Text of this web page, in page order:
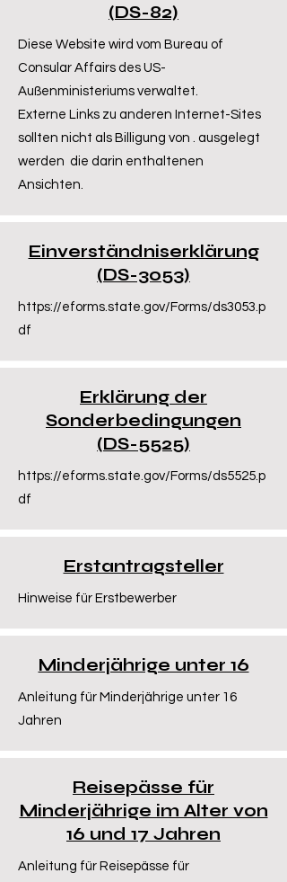
(DS-82)
Diese Website wird vom Bureau of
Consular Affairs des US-
Außenministeriums verwaltet.
Externe Links zu anderen Internet-Sites
sollten nicht als Billigung von . ausgelegt
werden die darin enthaltenen
Ansichten.
Einverständniserklärung
(DS-3053)
https://eforms.state.gov/Forms/ds3053.p
df
Erklärung der
Sonderbedingungen
(DS-5525)
https://eforms.state.gov/Forms/ds5525.p
df
Erstantragsteller
Hinweise für Erstbewerber
Minderjährige unter 16
Anleitung für Minderjährige unter 16
Jahren
Reisepässe für
Minderjährige im Alter von
16 und 17 Jahren
Anleitung für Reisepässe für